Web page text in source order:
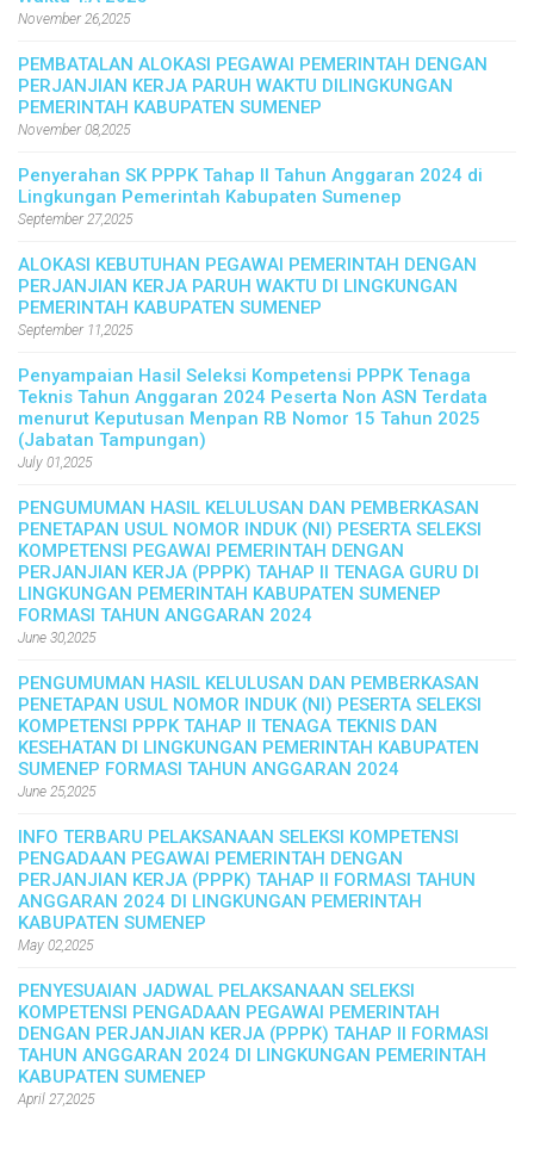
November 26,2025
PEMBATALAN ALOKASI PEGAWAI PEMERINTAH DENGAN
PERJANJIAN KERJA PARUH WAKTU DILINGKUNGAN
PEMERINTAH KABUPATEN SUMENEP
November 08,2025
Penyerahan SK PPPK Tahap II Tahun Anggaran 2024 di
Lingkungan Pemerintah Kabupaten Sumenep
September 27,2025
ALOKASI KEBUTUHAN PEGAWAI PEMERINTAH DENGAN
PERJANJIAN KERJA PARUH WAKTU DI LINGKUNGAN
PEMERINTAH KABUPATEN SUMENEP
September 11,2025
Penyampaian Hasil Seleksi Kompetensi PPPK Tenaga
Teknis Tahun Anggaran 2024 Peserta Non ASN Terdata
menurut Keputusan Menpan RB Nomor 15 Tahun 2025
(Jabatan Tampungan)
July 01,2025
PENGUMUMAN HASIL KELULUSAN DAN PEMBERKASAN
PENETAPAN USUL NOMOR INDUK (NI) PESERTA SELEKSI
KOMPETENSI PEGAWAI PEMERINTAH DENGAN
PERJANJIAN KERJA (PPPK) TAHAP II TENAGA GURU DI
LINGKUNGAN PEMERINTAH KABUPATEN SUMENEP
FORMASI TAHUN ANGGARAN 2024
June 30,2025
PENGUMUMAN HASIL KELULUSAN DAN PEMBERKASAN
PENETAPAN USUL NOMOR INDUK (NI) PESERTA SELEKSI
KOMPETENSI PPPK TAHAP II TENAGA TEKNIS DAN
KESEHATAN DI LINGKUNGAN PEMERINTAH KABUPATEN
SUMENEP FORMASI TAHUN ANGGARAN 2024
June 25,2025
INFO TERBARU PELAKSANAAN SELEKSI KOMPETENSI
PENGADAAN PEGAWAI PEMERINTAH DENGAN
PERJANJIAN KERJA (PPPK) TAHAP II FORMASI TAHUN
ANGGARAN 2024 DI LINGKUNGAN PEMERINTAH
KABUPATEN SUMENEP
May 02,2025
PENYESUAIAN JADWAL PELAKSANAAN SELEKSI
KOMPETENSI PENGADAAN PEGAWAI PEMERINTAH
DENGAN PERJANJIAN KERJA (PPPK) TAHAP II FORMASI
TAHUN ANGGARAN 2024 DI LINGKUNGAN PEMERINTAH
KABUPATEN SUMENEP
April 27,2025